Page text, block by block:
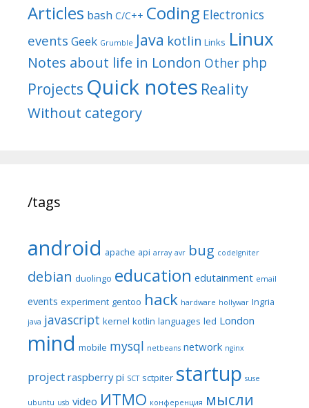
Articles bash C/C++ Coding Electronics
events Geek Grumble Java kotlin Links Linux
Notes about life in London Other php
Projects Quick notes Reality
Without category
/tags
android apache api array avr bug codeIgniter
debian duolingo education edutainment email
events experiment gentoo hack hardware hollywar Ingria
java javascript kernel kotlin languages led London
mind mobile mysql netbeans network nginx
project raspberry pi SCT sctpiter startup suse
ubuntu usb video ИТМО конференция мысли